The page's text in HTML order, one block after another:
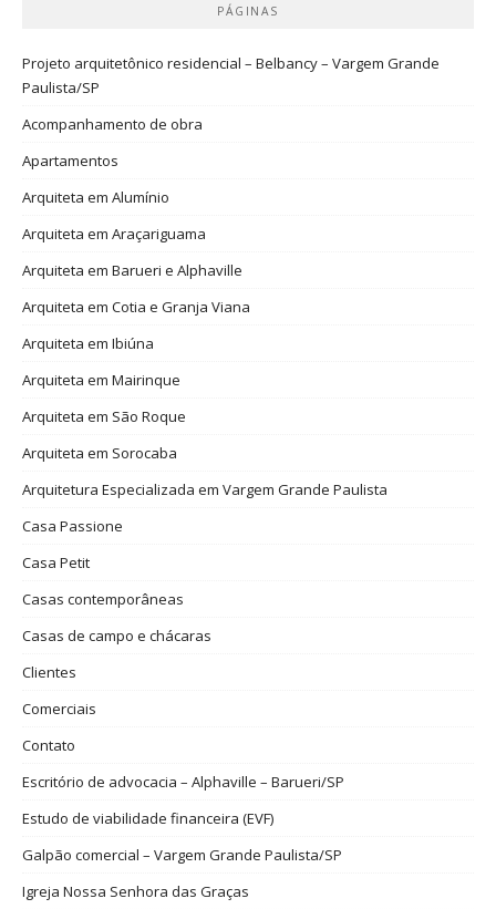
PÁGINAS
Projeto arquitetônico residencial – Belbancy – Vargem Grande
Paulista/SP
Acompanhamento de obra
Apartamentos
Arquiteta em Alumínio
Arquiteta em Araçariguama
Arquiteta em Barueri e Alphaville
Arquiteta em Cotia e Granja Viana
Arquiteta em Ibiúna
Arquiteta em Mairinque
Arquiteta em São Roque
Arquiteta em Sorocaba
Arquitetura Especializada em Vargem Grande Paulista
Casa Passione
Casa Petit
Casas contemporâneas
Casas de campo e chácaras
Clientes
Comerciais
Contato
Escritório de advocacia – Alphaville – Barueri/SP
Estudo de viabilidade financeira (EVF)
Galpão comercial – Vargem Grande Paulista/SP
Igreja Nossa Senhora das Graças